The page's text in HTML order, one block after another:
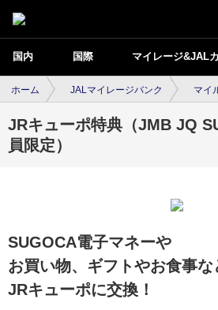
国内 国際 マイレージ&JAL
ホーム JALマイレージバンク マイ
JRキューポ特典（JMB JQ
員限定）
SUGOCA電子マネーや
お買い物、ギフトやお食事な
JRキューポに交換！